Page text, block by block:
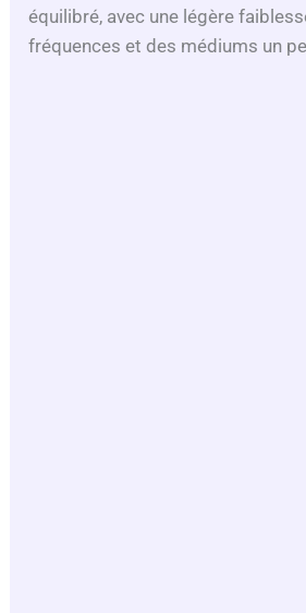
équilibré, avec une légère
fréquences et des médiums un